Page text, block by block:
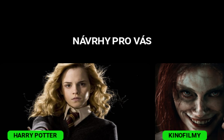
Seriály
Hry
NÁVRHY PRO VÁS
HARRY POTTER KINOFILMY